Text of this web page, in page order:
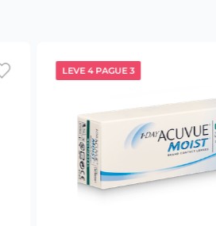
LEVE 4 PAGUE 3